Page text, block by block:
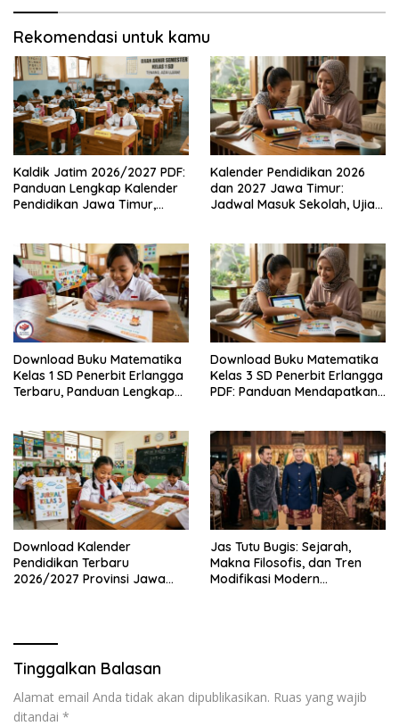
Rekomendasi untuk kamu
Kaldik Jatim 2026/2027 PDF:
Panduan Lengkap Kalender
Pendidikan Jawa Timur,
Kalender Pendidikan 2026
dan 2027 Jawa Timur:
Jadwal Masuk Sekolah, Ujian,
Download Buku Matematika
Kelas 1 SD Penerbit Erlangga
Terbaru, Panduan Lengkap
Legal
Download Buku Matematika
Kelas 3 SD Penerbit Erlangga
PDF: Panduan Mendapatkan
Download Kalender
Pendidikan Terbaru
2026/2027 Provinsi Jawa
Jas Tutu Bugis: Sejarah,
Makna Filosofis, dan Tren
Modifikasi Modern
Tinggalkan Balasan
Alamat email Anda tidak akan dipublikasikan. Ruas yang wajib
ditandai *